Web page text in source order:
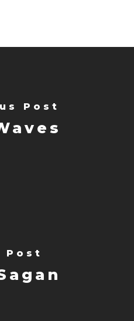
Post
Post